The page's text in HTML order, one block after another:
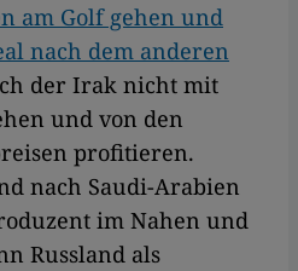
am Golf gehen und
nach dem anderen
der Irak nicht mit
und von den
profitieren.
nach Saudi-Arabien
im Nahen und
Russland als